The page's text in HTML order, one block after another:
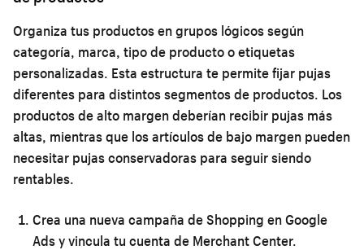
Organiza tus productos en grupos lógicos según
categoría, marca, tipo de producto o etiquetas
personalizadas. Esta estructura te permite fijar pujas
diferentes para distintos segmentos de productos. Los
productos de alto margen deberían recibir pujas más
altas, mientras que los artículos de bajo margen pueden
necesitar pujas conservadoras para seguir siendo
rentables.
Crea una nueva campaña de Shopping en Google
Ads y vincula tu cuenta de Merchant Center.